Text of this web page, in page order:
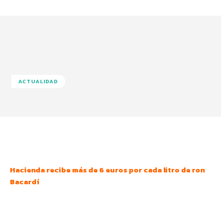
ACTUALIDAD
Hacienda recibe más de 6 euros por cada litro de ron
Bacardí